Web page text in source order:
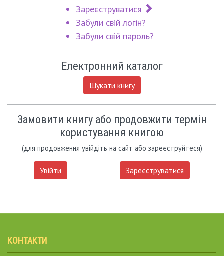
Зареєструватися
Забули свій логін?
Забули свій пароль?
Електронний каталог
Шукати книгу
Замовити книгу або продовжити термін
користування книгою
(для продовження увійдіть на сайт або зареєструйтеся)
Увійти Зареєструватися
КОНТАКТИ